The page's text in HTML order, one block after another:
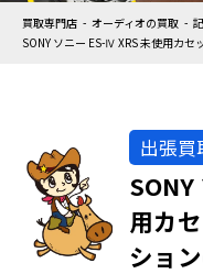
買取専門店 オーディオの買取
SONY ソニー ES-Ⅳ XRS 未使用カ
出張買
用カ
ショ